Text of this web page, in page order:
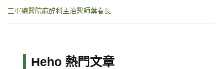
三軍總醫院麻醉科主治醫師葉春長
Heho 熱門文章